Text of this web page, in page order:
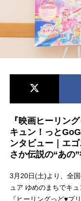
アニメ映画一覧
今期アニメ曜日別一覧
春アニメ
男性声優/女性声優一覧
『映画ヒーリン
キュン！っと
ンタビュー｜エ
さか伝説の“あ
3月20日(土)より、全
ュア ゆめのまちでキ
『ヒーリングっど♥プ